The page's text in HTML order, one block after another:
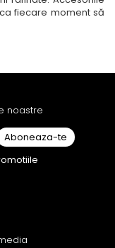
fiecare moment să
noastre